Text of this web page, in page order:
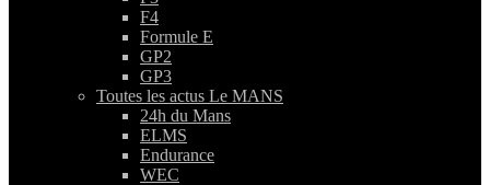
F4
Formule E
GP2
GP3
Toutes les actus Le MANS
24h du Mans
ELMS
Endurance
WEC